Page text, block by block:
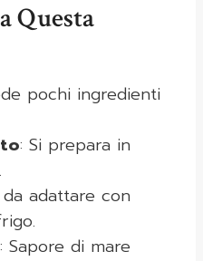
Questa
pochi ingredienti
: Si prepara in
da adattare con
: Sapore di mare